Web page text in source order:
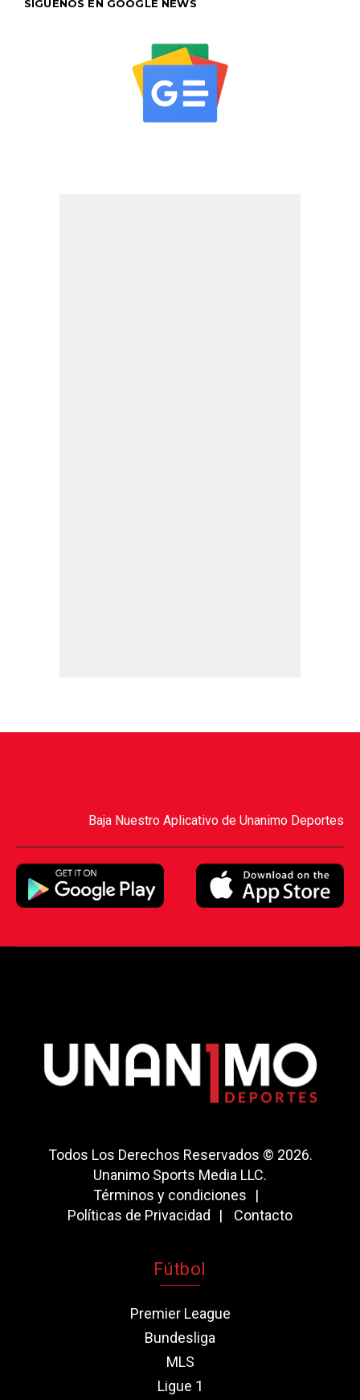
SÍGUENOS EN GOOGLE NEWS
Baja Nuestro Aplicativo de Unanimo Deportes
Todos Los Derechos Reservados © 2026.
Unanimo Sports Media LLC.
Términos y condiciones
Políticas de Privacidad
Contacto
Fútbol
Premier League
Bundesliga
MLS
Ligue 1